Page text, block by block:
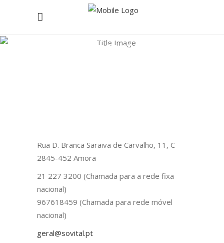
Contactos
Rua D. Branca Saraiva de Carvalho, 11, C
2845-452 Amora
21 227 3200 (Chamada para a rede fixa
nacional)
967618459 (Chamada para rede móvel
nacional)
geral@sovital.pt